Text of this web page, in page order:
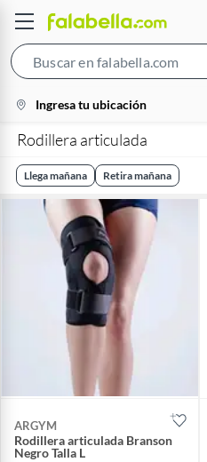
location-
icon
Ingresa tu ubicación
Rodillera articulada
Llega mañana Retira mañana
ARGYM
Rodillera articulada Branson
Negro Talla L